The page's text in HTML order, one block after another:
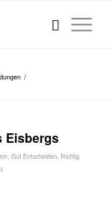
/
Eisbergs
, Gut Entscheiden, Richtig